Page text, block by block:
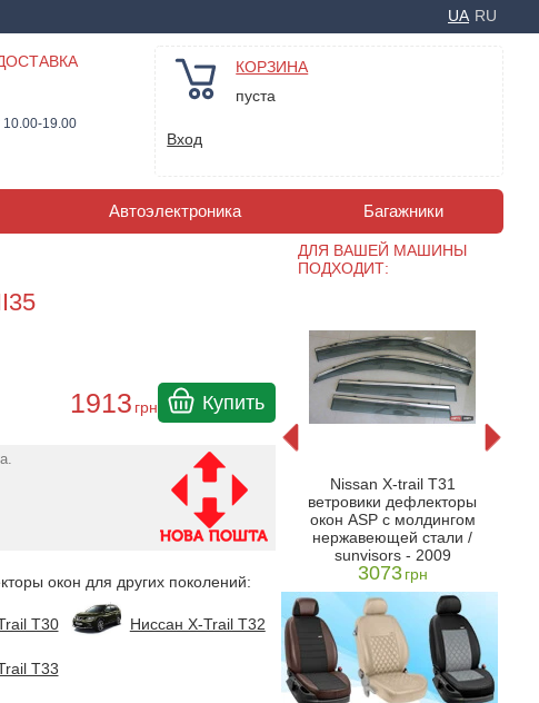
UA RU
19.00
КОРЗИНА
пуста
Вход
Автоэлектроника Багажники
1913 грн Купить
окон для других поколений:
T30 Ниссан X-Trail T32
T33
ДЛЯ ВАШЕЙ МАШИНЫ
ПОДХОДИТ:
окон
Дефлекторы окон
Nissan X-Trail 2007-2014
1218 грн
Nissan X-trail T31
ветровики дефлекторы
окон ASP с молдингом
нержавеющей стали /
sunvisors - 2009
3073 грн